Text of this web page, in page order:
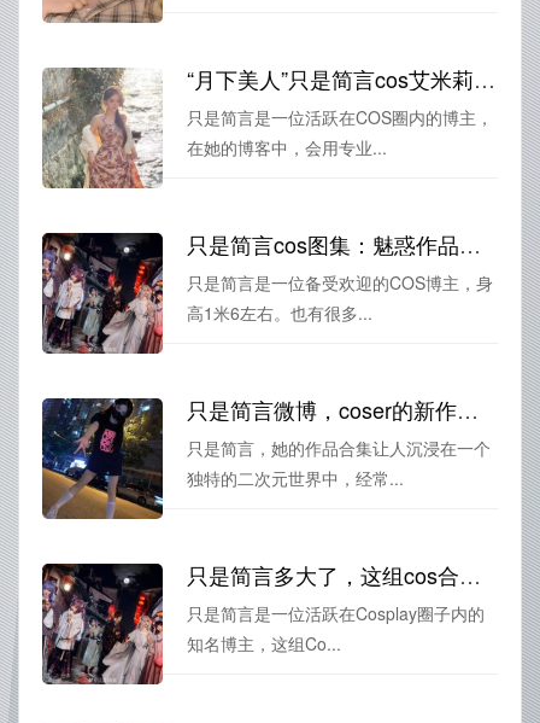
“月下美人”只是简言cos艾米莉亚，摄影师专业拍摄照片。
只是简言是一位活跃在COS圈内的博主，
在她的博客中，会用专业...
只是简言cos图集：魅惑作品集大公开
只是简言是一位备受欢迎的COS博主，身
高1米6左右。也有很多...
只是简言微博，coser的新作品合集发布了
只是简言，她的作品合集让人沉浸在一个
独特的二次元世界中，经常...
只是简言多大了，这组cos合集太棒了，不看可惜
只是简言是一位活跃在Cosplay圈子内的
知名博主，这组Co...